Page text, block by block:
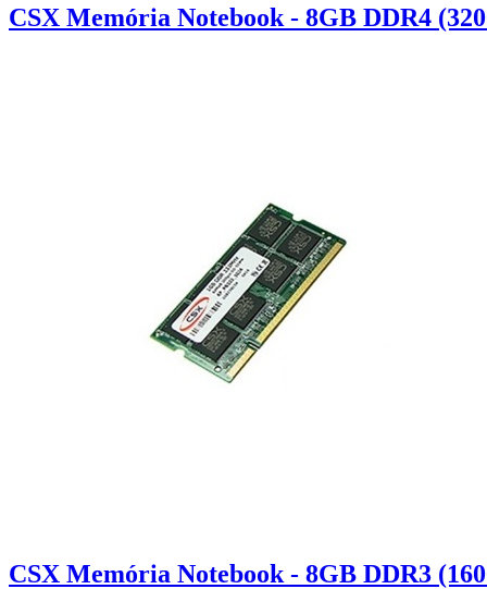
CSX Memória Notebook - 8GB DDR4
CSX Memória Notebook - 8GB DDR3